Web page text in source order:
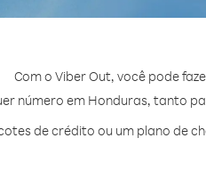
Com o Viber Out, você pode
número em Honduras, tanto
de crédito ou um plano de